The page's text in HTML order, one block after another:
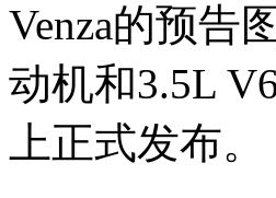
Venza的预告
动机和3.5L
上正式发布。